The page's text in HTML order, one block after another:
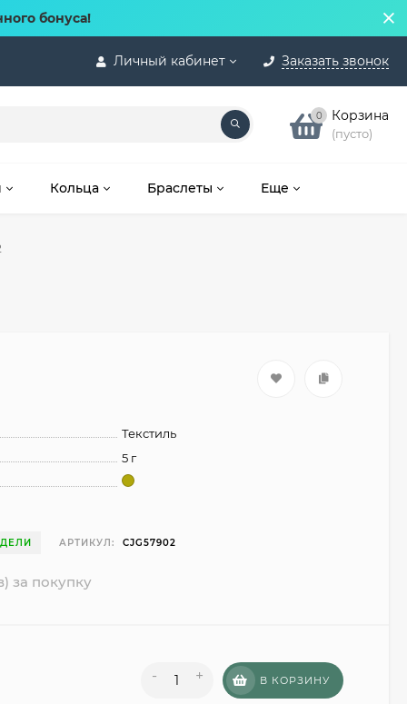
бонуса!
Личный кабинет Заказать звонок
0 Корзина
(пусто)
Кольца Браслеты Еще
Текстиль
5 г
АРТИКУЛ: CJG57902
за покупку
- + В КОРЗИНУ